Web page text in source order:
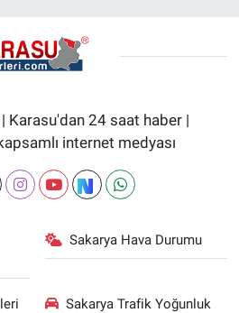
Karasu'dan 24 saat haber |
internet medyası
Sakarya Hava Durumu
Sakarya Trafik Yoğunluk